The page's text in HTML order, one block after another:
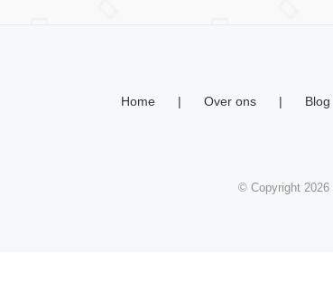
Home Over ons Blog
© Copyright 2026